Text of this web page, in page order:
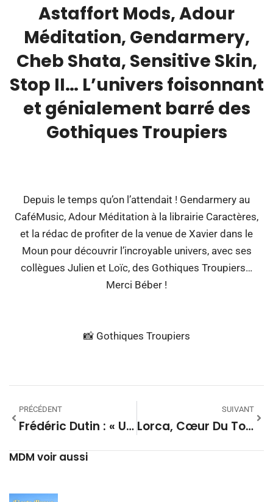
Astaffort Mods, Adour
Méditation, Gendarmery,
Cheb Shata, Sensitive Skin,
Stop II… L’univers foisonnant
et génialement barré des
Gothiques Troupiers
Depuis le temps qu’on l’attendait ! Gendarmery au
CaféMusic, Adour Méditation à la librairie Caractères,
et la rédac de profiter de la venue de Xavier dans le
Moun pour découvrir l’incroyable univers, avec ses
collègues Julien et Loïc, des Gothiques Troupiers…
Merci Béber !
📸 Gothiques Troupiers
PRÉCÉDENT
Frédéric Dutin : « Une Madeleine Populaire, Gratuite, Familiale Et Généreuse »
SUIVANT
Lorca, Cœur Du Tome 2 Des Cahiers Du Festival Arte Flamenco
MDM voir aussi